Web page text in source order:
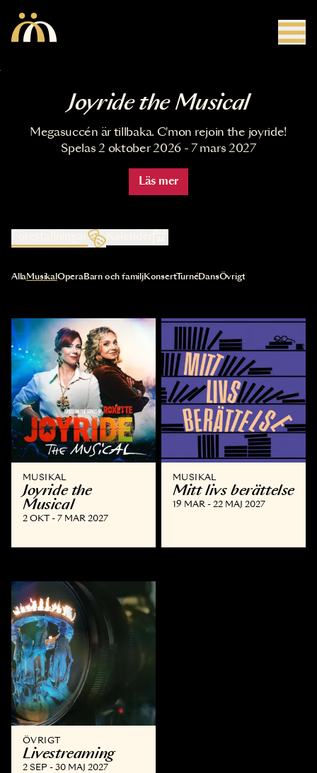
Joyride the Musical
Megasuccén är tillbaka. C'mon rejoin the joyride!
Spelas 2 oktober 2026 - 7 mars 2027
Läs mer
Kalender
Val av kategori uppdaterar innehållet automatiskt
AllaMusikal OperaBarn och familjKonsertTurnéDansÖvrigt
MUSIKAL
Joyride the
Musical
2 OKT - 7 MAR 2027
MUSIKAL
Mitt livs berättelse
19 MAR - 22 MAJ 2027
ÖVRIGT
Livestreaming
2 SEP - 30 MAJ 2027